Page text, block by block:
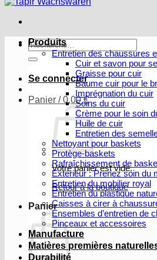
Recherche
pour :
Se connecter
Panier /0,00€
Votre panier est vide.
Retour à la boutique
Panier
Produits
Entretien des chaussures
Cuir et savon pour
Graisse pour cuir
Baume cuir pour le
Imprégnation du cuir
Soins du cuir
Crème pour le soin
Huile de cuir
Entretien des
Nettoyant pour baskets
Protège-baskets
Rafraîchissement de
Extérieur : Prenez soin du
Entretien du mobilier royal
Entretien du plastique
Caisses à cirer à
Ensembles d’entretien de
Pinceaux et accessoires
Manufacture
Matières premières
Durabilité